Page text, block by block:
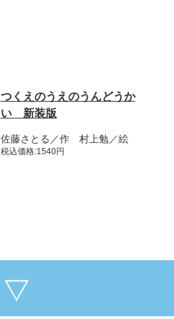
つくえのうえのうんどうか
い 新装版
佐藤さとる／作 村上勉／絵
税込価格:1540円